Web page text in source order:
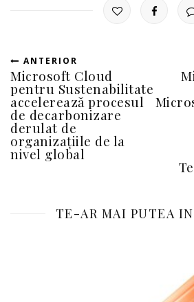
ANTERIOR
Microsoft Cloud
pentru Sustenabilitate
accelerează procesul
de decarbonizare
derulat de
organizațiile de la
nivel global
TE-AR MAI PUTEA